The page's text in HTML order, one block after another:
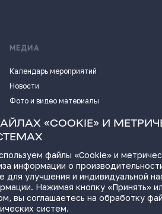
МЕДИА
Календарь мероприятий
Новости
Фото и видео материалы
Истории успеха
ПОЛЕЗНЫЕ ССЫЛКИ
«COOKIE» И
файлы «Cookie» и
информации о
для улучшения и индивидуальной
Нажимая кнопку «Принять»
вы соглашаетесь на обработку
систем.